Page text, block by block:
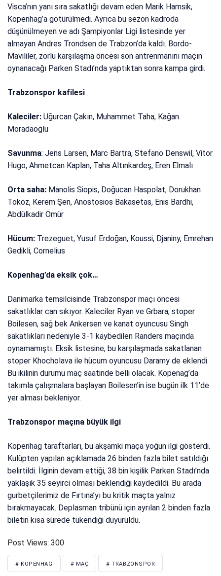
Visca’nın yanı sıra sakatlığı devam eden Marik Hamsik,
Kopenhag’a götürülmedi. Ayrıca bu sezon kadroda
düşünülmeyen ve adı Şampiyonlar Ligi listesinde yer
almayan Andres Trondsen de Trabzon’da kaldı. Bordo-
Mavililer, zorlu karşılaşma öncesi son antrenmanını maçın
oynanacağı Parken Stadı’nda yaptıktan sonra kampa girdi.
Trabzonspor kafilesi
Kaleciler:Uğurcan Çakın, Muhammet Taha, Kağan
Moradaoğlu
Savunma: Jens Larsen, Marc Bartra, Stefano Denswil, Vitor
Hugo, Ahmetcan Kaplan, Taha Altınkardeş, Eren Elmalı
Orta saha: Manolis Siopis, Doğucan Haspolat, Dorukhan
Toköz, Kerem Şen, Anostosios Bakasetas, Enis Bardhi,
Abdülkadir Ömür
Hücum: Trezeguet, Yusuf Erdoğan, Koussi, Djaniny, Emrehan
Gedikli, Cornelius
Kopenhag’da eksik çok…
Danimarka temsilcisinde Trabzonspor maçı öncesi
sakatlıklar can sıkıyor. Kaleciler Ryan ve Grbara, stoper
Boilesen, sağ bek Ankersen ve kanat oyuncusu Singh
sakatlıkları nedeniyle 3-1 kaybedilen Randers maçında
oynamamıştı. Eksik listesine, bu karşılaşmada sakatlanan
stoper Khocholava ile hücum oyuncusu Daramy de eklendi.
Bu ikilinin durumu maç saatinde belli olacak. Kopenag’da
takımla çalışmalara başlayan Boilesen’in ise bugün ilk 11’de
yer alması bekleniyor.
Trabzonspor maçına büyük ilgi
Kopenhag taraftarları, bu akşamki maça yoğun ilgi gösterdi.
Kulüpten yapılan açıklamada 26 binden fazla bilet satıldığı
belirtildi. İlginin devam ettiği, 38 bin kişilik Parken Stadı’nda
yaklaşık 35 seyirci olması beklendiği kaydedildi. Bu arada
gurbetçilerimiz de Fırtına’yı bu kritik maçta yalnız
bırakmayacak. Deplasman tribünü için ayrılan 2 binden fazla
biletin kısa sürede tükendiği duyuruldu.
Post Views: 300
# KOPENHAG # MAÇ # TRABZONSPOR